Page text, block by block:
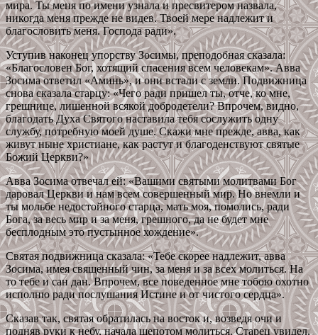
мира. Ты меня по имени узнала и пресвитером назвала,
никогда меня прежде не видев. Твоей мере надлежит и
благословить меня. Господа ради».
Уступив наконец упорству Зосимы, преподобная сказала:
«Благословен Бог, хотящий спасения всем человекам». Авва
Зосима ответил «Аминь», и они встали с земли. Подвижница
снова сказала старцу: «Чего ради пришел ты, отче, ко мне,
грешнице, лишенной всякой добродетели? Впрочем, видно,
благодать Духа Святого наставила тебя сослужить одну
службу, потребную моей душе. Скажи мне прежде, авва, как
живут ныне христиане, как растут и благоденствуют святые
Божий Церкви?»
Авва Зосима отвечал ей: «Вашими святыми молитвами Бог
даровал Церкви и нам всем совершенный мир. Но внемли и
ты мольбе недостойного старца, мать моя, помолись, ради
Бога, за весь мир и за меня, грешного, да не будет мне
бесплодным это пустынное хождение».
Святая подвижница сказала: «Тебе скорее надлежит, авва
Зосима, имея священный чин, за меня и за всех молиться. На
то тебе и сан дан. Впрочем, все поведенное мне тобою охотно
исполню ради послушания Истине и от чистого сердца».
Сказав так, святая обратилась на восток и, возведя очи и
подняв руки к небу, начала шепотом молиться. Старец увидел,